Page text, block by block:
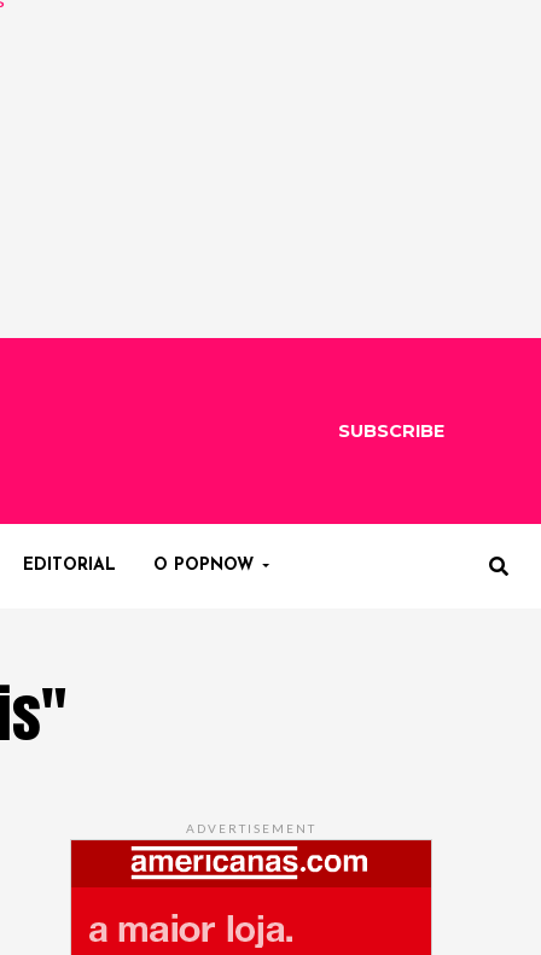
SUBSCRIBE
EDITORIAL O POPNOW
ADVERTISEMENT